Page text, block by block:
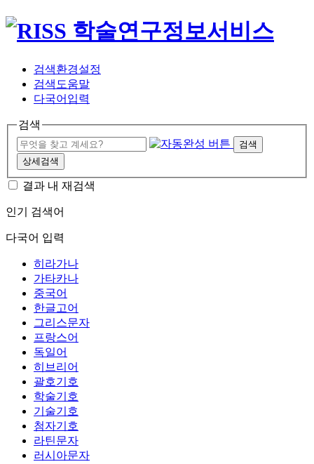
검색환경설정
검색도움말
다국어입력
검색
검색
상세검색
결과 내 재검색
인기 검색어
다국어 입력
히라가나
가타카나
중국어
한글고어
그리스문자
프랑스어
독일어
히브리어
괄호기호
학술기호
기술기호
첨자기호
라틴문자
러시아문자